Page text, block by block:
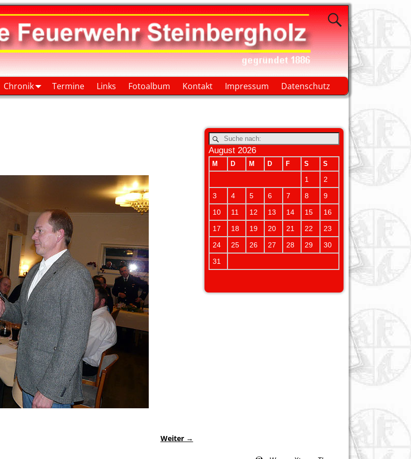
Chronik Termine Links Fotoalbum Kontakt Impressum Datenschutz
Weiter →
August 2026
M D M D F S S
1
2
3
4 5 6 7 8
9
10
11 12 13 14 15
16
17
18 19 20 21 22
23
24
25 26 27 28 29
30
31